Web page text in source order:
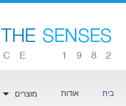
בית אודות מוצרים